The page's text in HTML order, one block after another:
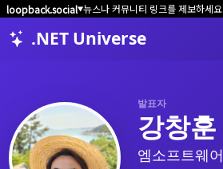
loopback.social▼
.NET Universe
발표자
강창훈
엠소프트웨어